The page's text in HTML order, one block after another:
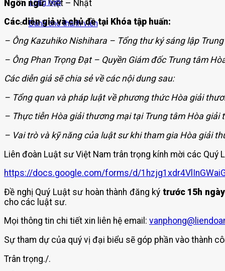
Tổng hợp
Dành cho thành viên
Ngôn ngữ: Việt – Nhật
Các diễn giả và chủ đề tại Khóa tập huấn:
– Ông Kazuhiko Nishihara – Tổng thư ký sáng lập
– Ông Phan Trọng Đạt – Quyền Giám đốc Trung tâm
Các diễn giả sẽ chia sẻ về các nội dung sau:
– Tổng quan và pháp luật về phương thức Hòa giải
– Thực tiễn Hòa giải thương mại tại Trung tâm Hòa
– Vai trò và kỹ năng của luật sư khi tham gia Hòa giải
Liên đoàn Luật sư Việt Nam trân trọng kính mời các
https://docs.google.com/forms/d/
Đề nghị Quý Luật sư hoàn thành đăng ký trước 15h
cho các luật sư.
Mọi thông tin chi tiết xin liên hệ email:
Sự tham dự của quý vị đại biểu sẽ góp phần vào thành
Trân trọng./.